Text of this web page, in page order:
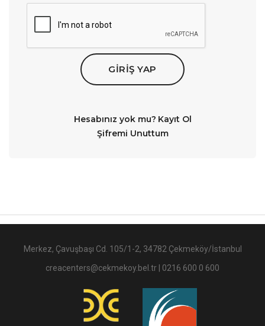
GIRIŞ YAP
Hesabınız yok mu? Kayıt Ol
Şifremi Unuttum
Merkez, Çavuşbaşı Cd. 105/1-2, 34782 Çekmeköy/İstanbul
creacenters@cekmekoy.bel.tr | 0216 600 0 600